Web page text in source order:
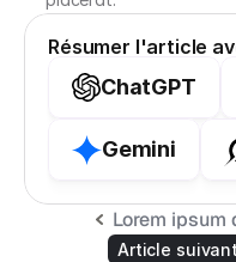
Résumer l'article
ChatGPT
Gemini
Lorem
Article suivant